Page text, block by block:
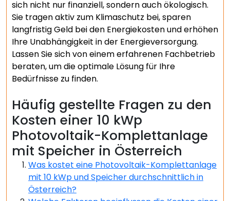
sich nicht nur finanziell, sondern auch ökologisch.
Sie tragen aktiv zum Klimaschutz bei, sparen
langfristig Geld bei den Energiekosten und erhöhen
Ihre Unabhängigkeit in der Energieversorgung.
Lassen Sie sich von einem erfahrenen Fachbetrieb
beraten, um die optimale Lösung für Ihre
Bedürfnisse zu finden.
Häufig gestellte Fragen zu den
Kosten einer 10 kWp
Photovoltaik-Komplettanlage
mit Speicher in Österreich
Was kostet eine Photovoltaik-Komplettanlage
mit 10 kWp und Speicher durchschnittlich in
Österreich?